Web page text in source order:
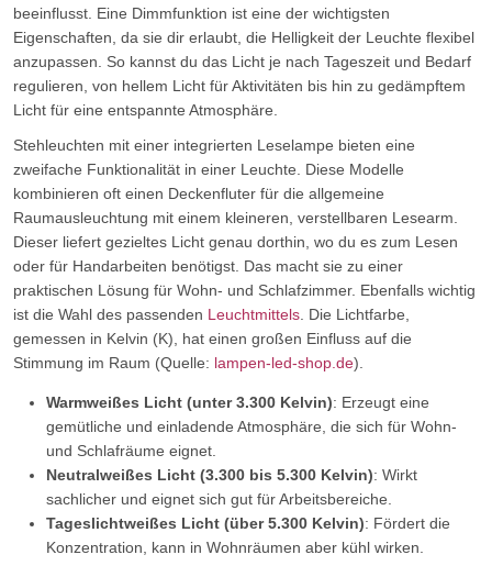
beeinflusst. Eine Dimmfunktion ist eine der wichtigsten
Eigenschaften, da sie dir erlaubt, die Helligkeit der Leuchte flexibel
anzupassen. So kannst du das Licht je nach Tageszeit und Bedarf
regulieren, von hellem Licht für Aktivitäten bis hin zu gedämpftem
Licht für eine entspannte Atmosphäre.
Stehleuchten mit einer integrierten Leselampe bieten eine
zweifache Funktionalität in einer Leuchte. Diese Modelle
kombinieren oft einen Deckenfluter für die allgemeine
Raumausleuchtung mit einem kleineren, verstellbaren Lesearm.
Dieser liefert gezieltes Licht genau dorthin, wo du es zum Lesen
oder für Handarbeiten benötigst. Das macht sie zu einer
praktischen Lösung für Wohn- und Schlafzimmer. Ebenfalls wichtig
ist die Wahl des passenden Leuchtmittels . Die Lichtfarbe,
gemessen in Kelvin (K), hat einen großen Einfluss auf die
Stimmung im Raum (Quelle: lampen-led-shop.de).
Warmweißes Licht (unter 3.300 Kelvin): Erzeugt eine
gemütliche und einladende Atmosphäre, die sich für Wohn-
und Schlafräume eignet.
Neutralweißes Licht (3.300 bis 5.300 Kelvin): Wirkt
sachlicher und eignet sich gut für Arbeitsbereiche.
Tageslichtweißes Licht (über 5.300 Kelvin): Fördert die
Konzentration, kann in Wohnräumen aber kühl wirken.